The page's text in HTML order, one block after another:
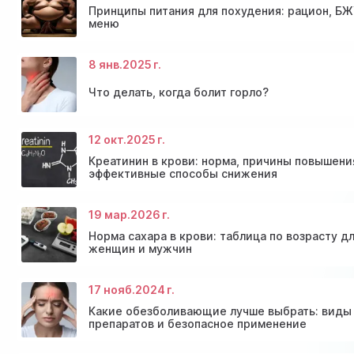
Скидки и акции на массаж в Киеве
Консультация эндокринолога и диагностика
щитовидной железы
Диагностика щитовидной железы
Акция: 20% скидки на консультации врачей!
Принципы питания для похудения: рацион,
меню
8 янв.2025 г.
Что делать, когда болит горло?
12 окт.2025 г.
Креатинин в крови: норма, причины
эффективные способы снижения
19 мар.2026 г.
Норма сахара в крови: таблица по возрасту
женщин и мужчин
17 нояб.2024 г.
Какие обезболивающие лучше выбрать: виды
препаратов и безопасное применение